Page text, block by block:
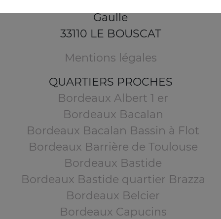
Gaulle
33110 LE BOUSCAT
Mentions légales
QUARTIERS PROCHES
Bordeaux Albert 1 er
Bordeaux Bacalan
Bordeaux Bacalan Bassin à Flot
Bordeaux Barrière de Toulouse
Bordeaux Bastide
Bordeaux Bastide quartier Brazza
Bordeaux Belcier
Bordeaux Capucins